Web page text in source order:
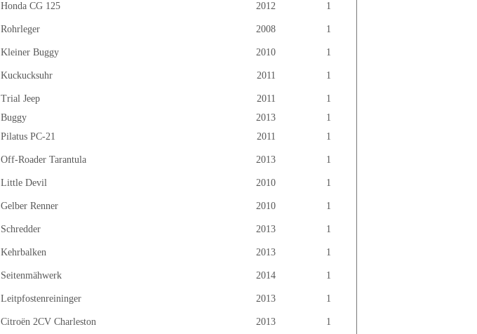
Honda CG 125 2012 1
Rohrleger 2008 1
Kleiner Buggy 2010 1
Kuckucksuhr 2011 1
Trial Jeep 2011
1
Buggy 2013
1
Pilatus PC-21 2011 1
Off-Roader Tarantula 2013 1
Little Devil 2010 1
Gelber Renner 2010 1
Schredder 2013 1
Kehrbalken 2013 1
Seitenmähwerk 2014 1
Leitpfostenreininger 2013 1
Citroën 2CV Charleston 2013
1